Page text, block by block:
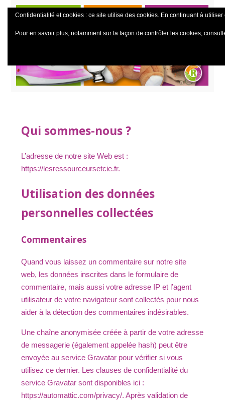
Qui sommes-nous ?
L’adresse de notre site Web est :
https://lesressourceursetcie.fr.
Utilisation des données
personnelles collectées
Commentaires
Quand vous laissez un commentaire sur notre site
web, les données inscrites dans le formulaire de
commentaire, mais aussi votre adresse IP et l’agent
utilisateur de votre navigateur sont collectés pour nous
aider à la détection des commentaires indésirables.
Une chaîne anonymisée créée à partir de votre adresse
de messagerie (également appelée hash) peut être
envoyée au service Gravatar pour vérifier si vous
utilisez ce dernier. Les clauses de confidentialité du
service Gravatar sont disponibles ici :
https://automattic.com/privacy/. Après validation de
Confidentialité et cookies : ce site utilise des cookies. En continuant à
Pour en savoir plus, notamment sur la façon de contrôler les cookies,